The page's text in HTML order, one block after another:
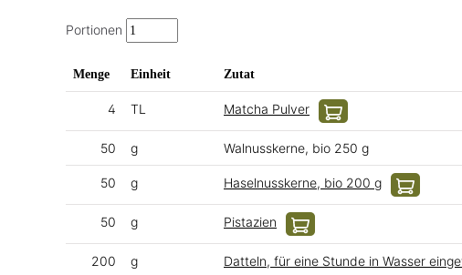
Portionen
Menge Einheit Zutat
4 TL Matcha Pulver
50 g Walnusskerne, bio 250 g
50 g Haselnusskerne, bio 200 g
50 g Pistazien
200 g Datteln, für eine Stunde in Wasser